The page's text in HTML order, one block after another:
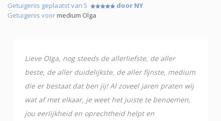
Getuigenis geplaatst van 5
door NY
Getuigenis voormedium Olga
Lieve Olga, nog steeds de allerliefste, de aller
beste, de aller duidelijkste, de aller fijnste, medium
die er bestaat dat ben jij! Al zoveel jaren praten wij
wat af met elkaar, je weet het juiste te benoemen,
jou eerlijkheid en oprechtheid helpt en